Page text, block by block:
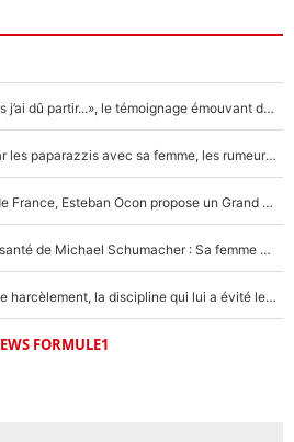
F1 : « Je lui ai fait un câlin, puis j’ai dû partir...», le témoignage émouvant de Max Verstappen sur sa fille
F1 : Charles Leclerc surpris par les paparazzis avec sa femme, les rumeurs étaient vraies !
Comme pour le final du Tour de France, Esteban Ocon propose un Grand Prix de Formule 1 à Paris : «Autour de l’Arc de Triomphe, ce serait génial» !
Nouvelle rumeur autour de la santé de Michael Schumacher : Sa femme Corinna sort du silence
F1 - Lewis Hamilton victime de harcèlement, la discipline qui lui a évité le pire : «J'aurais probablement mal tourné»
FORMULE1